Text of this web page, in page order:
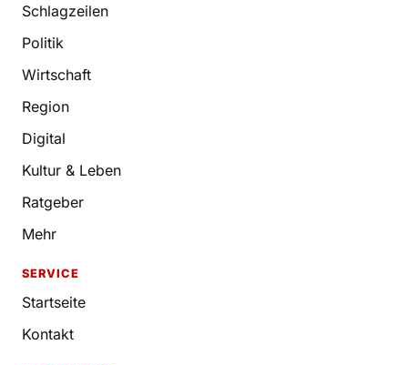
Schlagzeilen
Politik
Wirtschaft
Region
Digital
Kultur & Leben
Ratgeber
Mehr
SERVICE
Startseite
Kontakt